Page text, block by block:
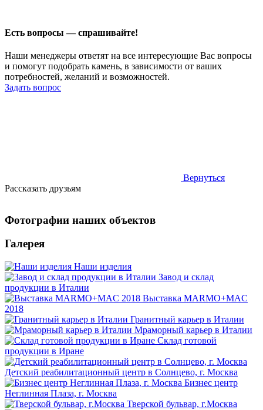
Есть вопросы — спрашивайте!
Наши менеджеры ответят на все интересующие Вас вопросы
и помогут подобрать камень, в зависимости от ваших
потребностей, желаний и возможностей.
Задать вопрос
Вернуться
Рассказать друзьям
Фотографии наших объектов
Галерея
Наши изделия
Завод и склад
продукции в Италии
Выставка MARMO+MAC
2018
Гранитный карьер в Италии
Мраморный карьер в Италии
Склад готовой
продукции в Иране
Детский реабилитационный центр в Солнцево, г. Москва
Бизнес центр
Неглинная Плаза, г. Москва
Тверской бульвар, г.Москва